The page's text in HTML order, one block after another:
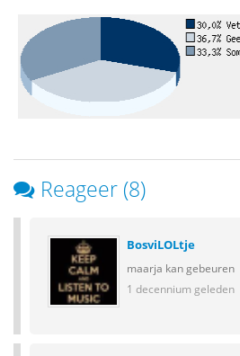
Reageer (8)
BosviLOLtje
maarja kan gebeuren
1 decennium geleden